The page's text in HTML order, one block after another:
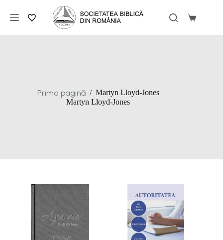
conținut
Coș
Prima pagină / Martyn Lloyd-Jones
Martyn Lloyd-Jones